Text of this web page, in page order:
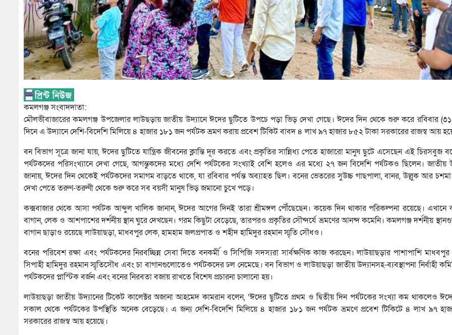
কমলগঞ্জ সংবাদদাতা:
মৌলভীবাজারের কমলগঞ্জ উপজেলার লাউছড়ায় জাতীয় উদ্যানে ঈদের ছুটিতে উপচে পড়া ভিড় দেখা গেছে। ঈদের দিন থেকে শুরু করে রবিবার (৩১
দিনে এ উদ্যানে দেশি-বিদেশি মিলিয়ে ৪ হাজার ১৮১ জন পর্যটক ভ্রমণ করায় প্রবেশ টিকিট বাবদ ৪ লাখ ৯৭ হাজার ৮৫২ টাকা সরকারের রাজস্ব আয়
বন বিভাগ সূত্রে জানা যায়, ঈদের ছুটিতে যান্ত্রিক জীবনের ক্লান্তি দূর করতে এবং প্রকৃতির সান্নিধ্য পেতে হাজারো মানুষ ছুটে এসেছেন এই চিরসবুজ
পর্যটকদের পরিসংখ্যানে দেখা গেছে, আগন্তুকদের মধ্যে দেশি পর্যটকের সংখ্যাই বেশি হলেও এর মধ্যে ২৭ জন বিদেশি পর্যটকও ছিলেন। জাতীয়
জানায়, ঈদের দিন থেকেই পর্যটকদের সমাগম বাড়তে থাকে, যা রবিবার পর্যন্ত অব্যাহত ছিল। বনের ভেতরের সুউচ্চ গাছপালা, বানর, উল্লুক আর
দেখা পেতে তরুণ-তরুণী থেকে শুরু করে সব বয়সী মানুষ ভিড় জমানো চুখে পড়ে।
কক্সবাজার থেকে আসা পর্যটক আব্দুল খালিক জানান, ঈদের আগের দিনই তারা শ্রীমঙ্গল পৌঁছেছেন। কয়েক দিন থাকার পরিকল্পনা রয়েছে। এখানে
বাগান, লেক ও আশপাশের দর্শনীয় স্থান ঘুরে দেখছেন। গরম কিছুটা বেড়েছে, তারপরও প্রকৃতির সৌন্দর্যে ভ্রমণের আনন্দ কমেনি। কমলগঞ্জ দর্শনীয়
বাগান ছাড়াও রয়েছে লাউয়াছড়া, মাধবপুর লেক, হামহাম জলপ্রপাত ও শহীদ হামিদুর রহমান স্মৃতি সৌধও।
বনের পরিবেশ রক্ষা এবং পর্যটকদের নিরবচ্ছিন্ন সেবা দিতে বনকর্মী ও সিপিজি সদস্যরা সার্বক্ষণিক কাজ করছেন। লাউয়াছড়ার পাশাপাশি মাধবপুর
সিপাহী হামিদুর রহমান স্মৃতিসৌধ এবং চা বাগানগুলোতেও পর্যটকদের ঢল নেমেছে। বন বিভাগ ও লাউয়াছড়া জাতীয় উদ্যানসহ-ব্যবস্থাপনা নির্বাহী
পর্যটকদের প্লাস্টিক বর্জন এবং বনের নিরবতা বজায় রাখতে বিশেষ প্রচারনা চালানো হয়।
লাউয়াছড়া জাতীয় উদ্যানের টিকেট কালেক্টর অজানা আহমেদ কামরান বলেন, ‘ঈদের ছুটিতে প্রথম ও দ্বিতীয় দিন পর্যটকের সংখ্যা কম থাকলেও
সকাল থেকে পর্যটকের উপস্থিতি অনেক বেড়েছে। এ জন্য দেশি-বিদেশি মিলিয়ে ৪ হাজার ১৮১ জন পর্যটক ভ্রমণে প্রবেশ টিকিটে ৪ লাখ ৯৭
সরকারের রাজস্ব আয় হয়েছে।